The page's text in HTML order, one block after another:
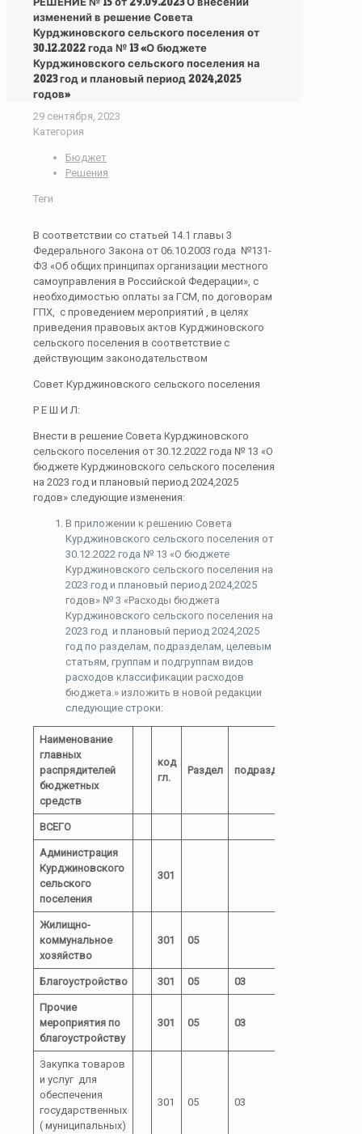
изменений в решение Совета
Курджиновского сельского поселения от
30.12.2022 года № 13 «О бюджете
Курджиновского сельского поселения на
2023 год и плановый период 2024,2025
годов»
29 сентября, 2023
Категория
Бюджет
Решения
Теги
В соответствии со статьей 14.1 главы 3
Федерального Закона от 06.10.2003 года №131-
ФЗ «Об общих принципах организации местного
самоуправления в Российской Федерации», с
необходимостью оплаты за ГСМ, по договорам
ГПХ, с проведением мероприятий , в целях
приведения правовых актов Курджиновского
сельского поселения в соответствие с
действующим законодательством
Совет Курджиновского сельского поселения
Р Е Ш И Л:
Внести в решение Совета Курджиновского
сельского поселения от 30.12.2022 года № 13 «О
бюджете Курджиновского сельского поселения
на 2023 год и плановый период 2024,2025
годов» следующие изменения:
В приложении к решению Совета
Курджиновского сельского поселения от
30.12.2022 года № 13 «О бюджете
Курджиновского сельского поселения на
2023 год и плановый период 2024,2025
годов» № 3 «Расходы бюджета
Курджиновского сельского поселения на
2023 год и плановый период 2024,2025
год по разделам, подразделам, целевым
статьям, группам и подгруппам видов
расходов классификации расходов
бюджета.» изложить в новой редакции
следующие строки:
Наименование
главных
распрядителей
бюджетных
средств
код
гл.
Раздел подраздел
ВСЕГО
Администрация
Курджиновского
сельского
поселения
301
Жилищно-
коммунальное
хозяйство
301 05
Благоустройство 301 05 03
Прочие
мероприятия по
благоустройству
301 05 03
Закупка товаров
и услуг для
обеспечения
государственных
( муниципальных)
301 05 03